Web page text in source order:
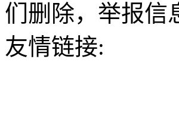
们删除，举报信
友情链接: